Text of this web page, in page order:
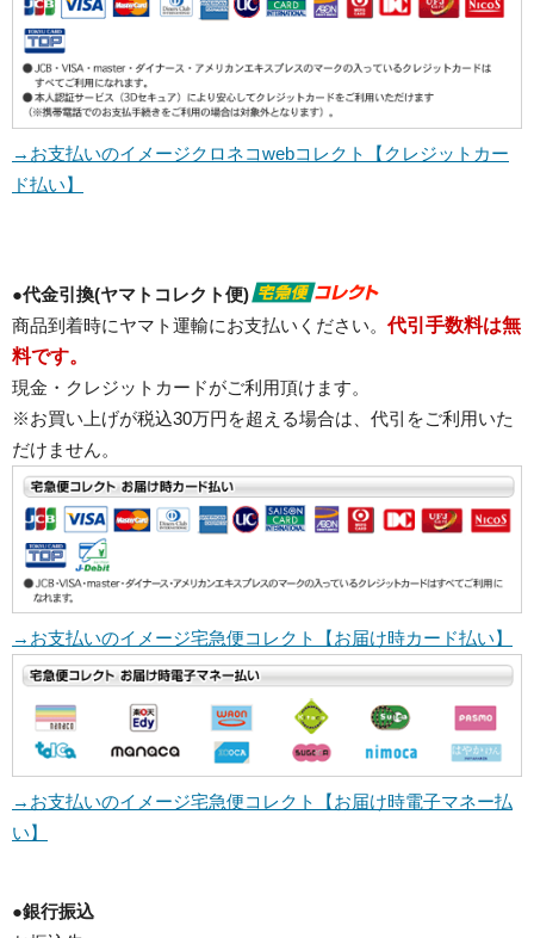
→お支払いのイメージクロネコwebコレクト【クレジットカー
ド払い】
●代金引換(ヤマトコレクト便)
商品到着時にヤマト運輸にお支払いください。代引手数料は無
料です。
現金・クレジットカードがご利用頂けます。
※お買い上げが税込30万円を超える場合は、代引をご利用いた
だけません。
→お支払いのイメージ宅急便コレクト【お届け時カード払い】
→お支払いのイメージ宅急便コレクト【お届け時電子マネー払
い】
●銀行振込